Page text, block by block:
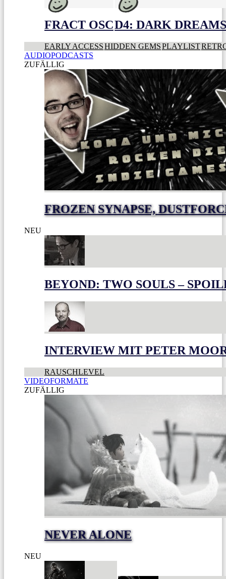
FRACT OSCD4: DARK
EARLY ACCESSHIDDEN GEMSPLAYLIST
AUDIOPODCASTS
ZUFÄLLIG
FROZEN SYNAPSE,
NEU
BEYOND: TWO SOULS –
INTERVIEW MIT PETER
RAUSCHLEVEL
VIDEOFORMATE
ZUFÄLLIG
NEVER ALONE
NEU